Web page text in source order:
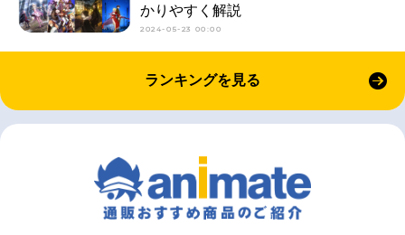
かりやすく解説
2024-05-23 00:00
ランキングを見る